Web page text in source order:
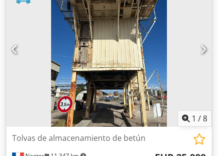
1 /8
Tolvas de almacenamiento de betún